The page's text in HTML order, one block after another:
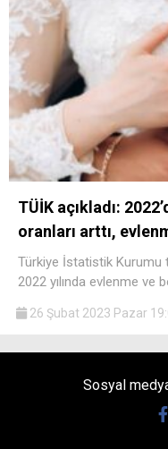
TÜİK açıkladı:
oranları arttı,
Türkiye İstatistik Kurumu
2022 yılında evlenme ve
26 Şubat 2023 Pazar
Sosyal